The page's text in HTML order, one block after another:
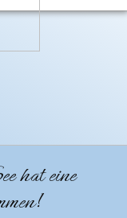
hat eine